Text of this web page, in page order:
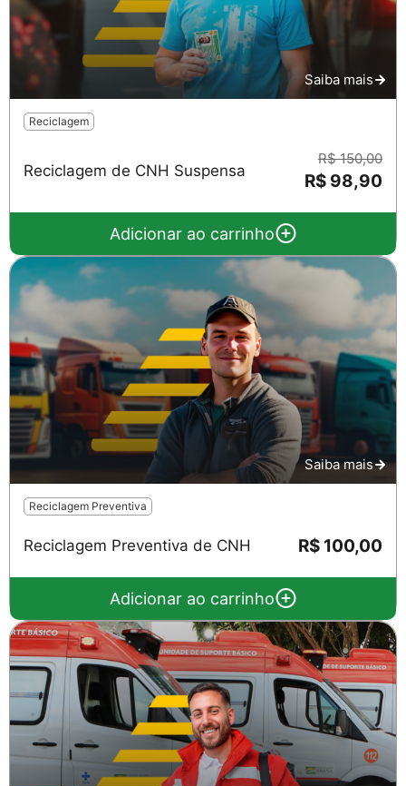
Saiba mais
Reciclagem
Reciclagem de CNH Suspensa
R$ 150,00
R$ 98,90
Adicionar ao carrinho
Saiba mais
Reciclagem Preventiva
Reciclagem Preventiva de CNH R$ 100,00
Adicionar ao carrinho